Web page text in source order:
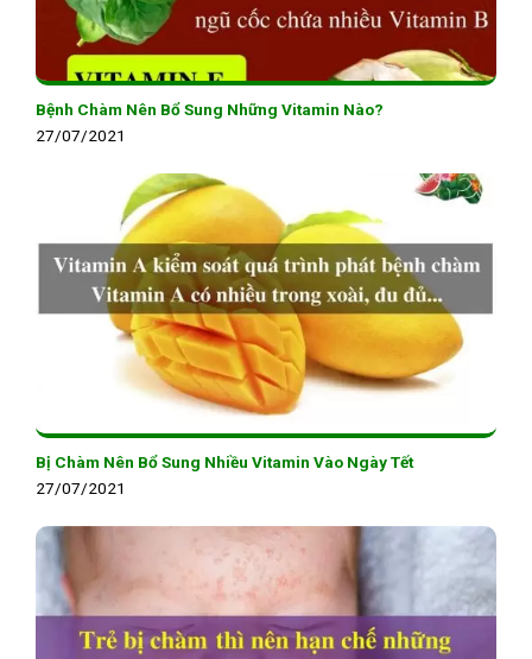
Bệnh Chàm Nên Bổ Sung Những Vitamin Nào?
27/07/2021
Bị Chàm Nên Bổ Sung Nhiều Vitamin Vào Ngày Tết
27/07/2021